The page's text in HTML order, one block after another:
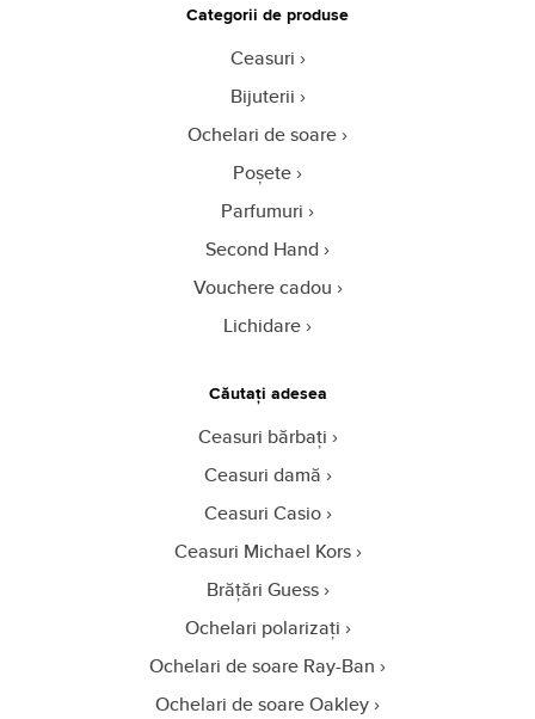
Categorii de produse
Ceasuri
Bijuterii
Ochelari de soare
Poșete
Parfumuri
Second Hand
Vouchere cadou
Lichidare
Căutați adesea
Ceasuri bărbați
Ceasuri damă
Ceasuri Casio
Ceasuri Michael Kors
Brățări Guess
Ochelari polarizați
Ochelari de soare Ray-Ban
Ochelari de soare Oakley